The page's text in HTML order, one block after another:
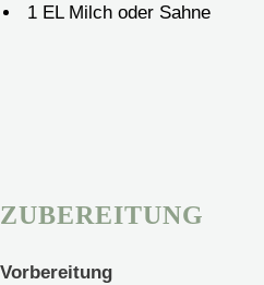
1 EL Milch oder Sahne
ZUBEREITUNG
Vorbereitung